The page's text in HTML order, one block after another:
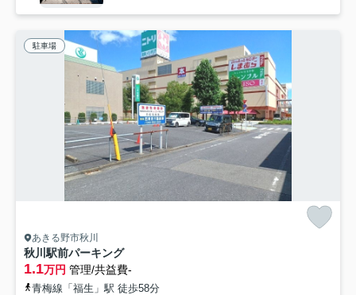
駐車場
あきる野市秋川
秋川駅前パーキング
1.1万円 管理/共益費-
青梅線「福生」駅 徒歩58分